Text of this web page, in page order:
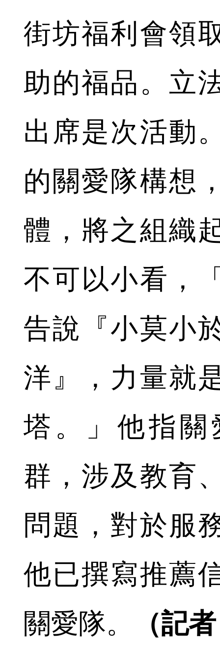
街坊福利會領
助的福品。立
出席是次活動
的關愛隊構想
體，將之組織
不可以小看，
告說『小莫小
洋』，力量就
塔。」他指關
群，涉及教育
問題，對於服
他已撰寫推薦
關愛隊。
（記